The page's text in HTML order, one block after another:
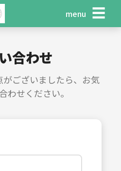
menu ☰
合わせ
がございましたら、お気
わせください。